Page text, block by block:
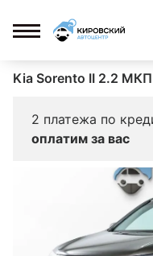
Kia Sorento II 2.2
2 платежа по
оплатим за вас